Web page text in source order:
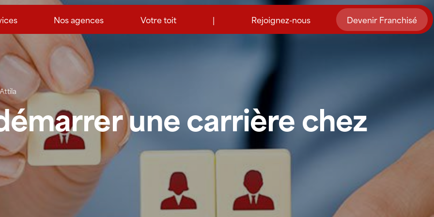
Nos agences Votre toit | Rejoignez-nous Devenir Franchisé
une carrière chez